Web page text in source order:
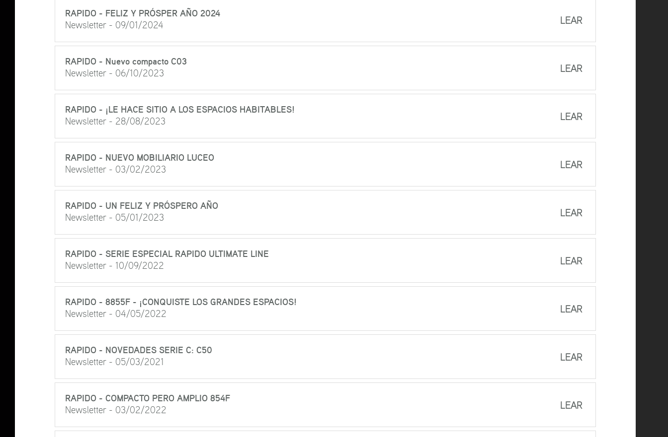
LEAR
RAPIDO - FELIZ Y PRÓSPER AÑO 2024
Newsletter - 09/01/2024
LEAR
RAPIDO - Nuevo compacto C03
Newsletter - 06/10/2023
LEAR
RAPIDO - ¡LE HACE SITIO A LOS ESPACIOS HABITABLES!
Newsletter - 28/08/2023
LEAR
RAPIDO - NUEVO MOBILIARIO LUCEO
Newsletter - 03/02/2023
LEAR
RAPIDO - UN FELIZ Y PRÓSPERO AÑO
Newsletter - 05/01/2023
LEAR
RAPIDO - SERIE ESPECIAL RAPIDO ULTIMATE LINE
Newsletter - 10/09/2022
LEAR
RAPIDO - 8855F - ¡CONQUISTE LOS GRANDES ESPACIOS!
Newsletter - 04/05/2022
LEAR
RAPIDO - NOVEDADES SERIE C: C50
Newsletter - 05/03/2021
LEAR
RAPIDO - COMPACTO PERO AMPLIO 854F
Newsletter - 03/02/2022